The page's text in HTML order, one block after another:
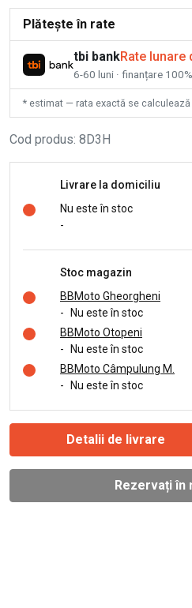
Plătește în rate
tbi bankRate lunare
6-60 luni · finanțare
* estimat — rata exactă se
Cod produs: 8D3H
Livrare la domiciliu
Nu este în stoc
-
Stoc magazin
BBMoto Gheorgheni
-
Nu este în stoc
BBMoto Otopeni
-
Nu este în stoc
BBMoto Câmpulung M.
-
Nu este în stoc
Detalii de livrare
Rezervați în